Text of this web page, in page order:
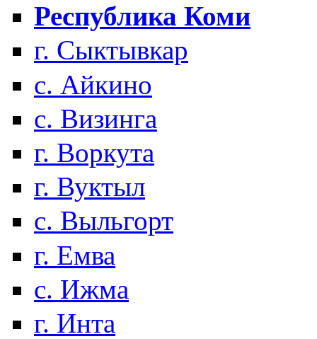
Республика Коми
г. Сыктывкар
с. Айкино
с. Визинга
г. Воркута
г. Вуктыл
с. Выльгорт
г. Емва
с. Ижма
г. Инта